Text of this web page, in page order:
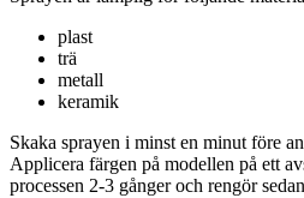
plast
trä
metall
keramik
Skaka sprayen i minst en minut före
Applicera färgen på modellen på ett
processen 2-3 gånger och rengör